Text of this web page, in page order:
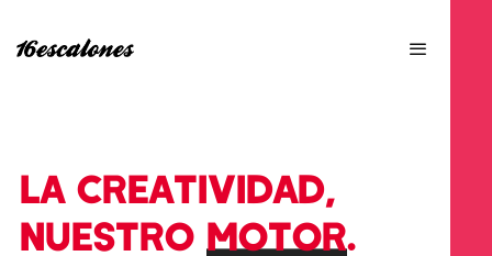
LA CREATIVIDAD,
NUESTRO MOTOR.